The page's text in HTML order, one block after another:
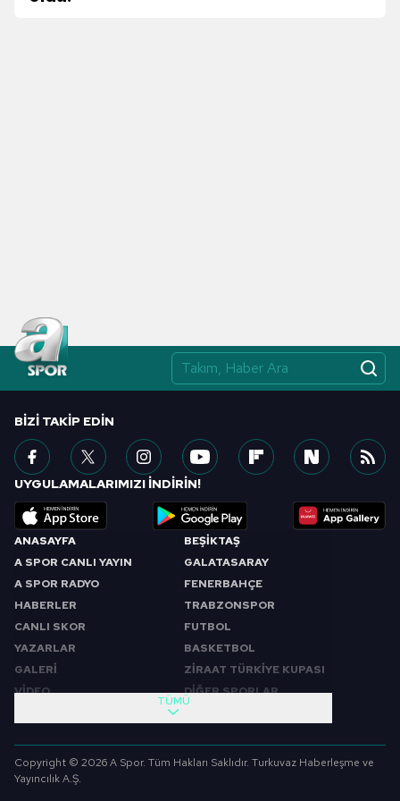
ANASAYFA
A SPOR CANLI YAYIN
A SPOR RADYO
HABERLER
CANLI SKOR
YAZARLAR
GALERİ
VİDEO
BEŞİKTAŞ
GALATASARAY
FENERBAHÇE
TRABZONSPOR
FUTBOL
BASKETBOL
ZİRAAT TÜRKİYE KUPASI
DİĞER SPORLAR
SABAH SPORU
SPOR GÜNDEMİ
FUTBOL
TÜMÜ
BIZI TAKIP EDIN
UYGULAMALARIMIZI İNDİRİN!
Copyright © 2026 A Spor. Tüm Hakları Saklıdır. Turkuvaz Haberleşme ve
Yayıncılık A.Ş.